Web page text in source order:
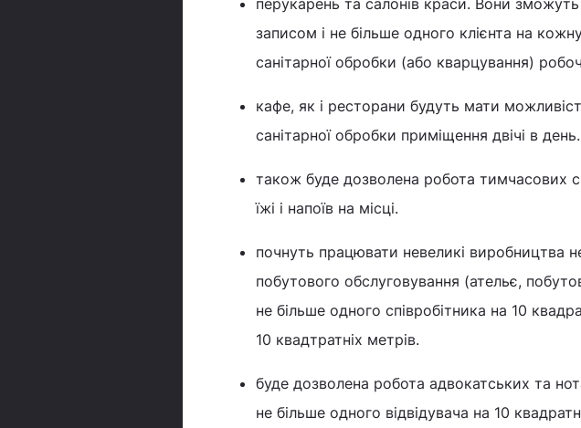
записом і не більше одного клієнта на
санітарної обробки (або кварцування)
кафе, як і ресторани будуть мати
санітарної обробки приміщення двічі в день.
також буде дозволена робота тимчасових
їжі і напоїв на місці.
почнуть працювати невеликі виробництва
побутового обслуговування (ательє,
не більше одного співробітника на 10
10 квадтратніх метрів.
буде дозволена робота адвокатських та
не більше одного відвідувача на 10